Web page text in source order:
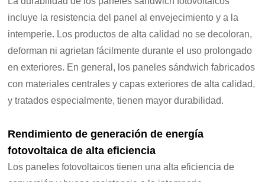
incluye la resistencia del panel al envejecimiento y a la
intemperie. Los productos de alta calidad no se decoloran,
deforman ni agrietan fácilmente durante el uso prolongado
en exteriores. En general, los paneles sándwich fabricados
con materiales centrales y capas exteriores de alta calidad,
y tratados especialmente, tienen mayor durabilidad.
Rendimiento de generación de energía
fotovoltaica de alta eficiencia
Los paneles fotovoltaicos tienen una alta eficiencia de